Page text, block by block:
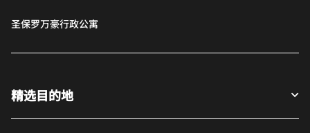
圣保罗万豪行政公寓
精选目的地